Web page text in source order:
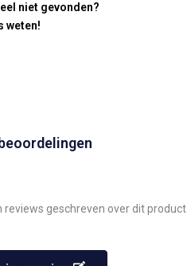
niet gevonden?
weten!
reviews geschreven over dit product.